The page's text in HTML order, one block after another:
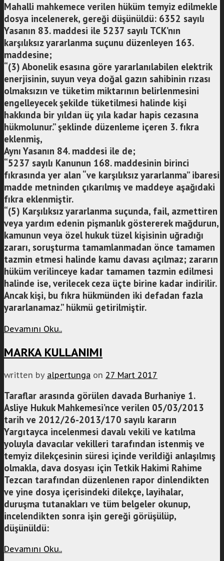
Mahalli mahkemece verilen hüküm temyiz edilmekle
dosya incelenerek, gereği düşünüldü: 6352 sayılı
Yasanın 83. maddesi ile 5237 sayılı TCK’nın
karşılıksız yararlanma suçunu düzenleyen 163.
maddesine;
“(3) Abonelik esasına göre yararlanılabilen elektrik
enerjisinin, suyun veya doğal gazın sahibinin rızası
olmaksızın ve tüketim miktarının belirlenmesini
engelleyecek şekilde tüketilmesi halinde kişi
hakkında bir yıldan üç yıla kadar hapis cezasına
hükmolunur.” şeklinde düzenleme içeren 3. fıkra
eklenmiş,
Aynı Yasanın 84. maddesi ile de;
“5237 sayılı Kanunun 168. maddesinin birinci
fıkrasında yer alan “ve karşılıksız yararlanma” ibaresi
madde metninden çıkarılmış ve maddeye aşağıdaki
fıkra eklenmiştir.
“(5) Karşılıksız yararlanma suçunda, fail, azmettiren
veya yardım edenin pişmanlık göstererek mağdurun,
kamunun veya özel hukuk tüzel kişisinin uğradığı
zararı, soruşturma tamamlanmadan önce tamamen
tazmin etmesi halinde kamu davası açılmaz; zararın
hüküm verilinceye kadar tamamen tazmin edilmesi
halinde ise, verilecek ceza üçte birine kadar indirilir.
Ancak kişi, bu fıkra hükmünden iki defadan fazla
yararlanamaz.” hükmü getirilmiştir.
Devamını Oku..
MARKA KULLANIMI
written by alpertunga on 27 Mart 2017
Taraflar arasında görülen davada Burhaniye 1.
Asliye Hukuk Mahkemesi’nce verilen 05/03/2013
tarih ve 2012/26-2013/170 sayılı kararın
Yargıtayca incelenmesi davalı vekili ve katılma
yoluyla davacılar vekilleri tarafından istenmiş ve
temyiz dilekçesinin süresi içinde verildiği anlaşılmış
olmakla, dava dosyası için Tetkik Hakimi Rahime
Tezcan tarafından düzenlenen rapor dinlendikten
ve yine dosya içerisindeki dilekçe, layihalar,
duruşma tutanakları ve tüm belgeler okunup,
incelendikten sonra işin gereği görüşülüp,
düşünüldü:
Devamını Oku..